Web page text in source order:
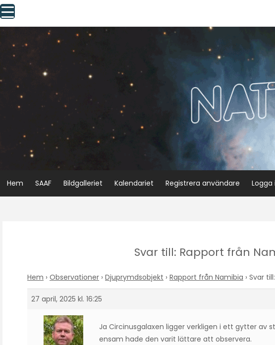
Skip
to
content
Hem SAAF Bildgalleriet Kalendariet Registrera användare Logga
Svar till: Rapport från
Hem › Observationer › Djuprymdsobjekt › Rapport från Namibia › Svar
27 april, 2025 kl. 16:25
Ja Circinusgalaxen ligger verkligen i ett gytter av
ensam hade den varit lättare att observera.